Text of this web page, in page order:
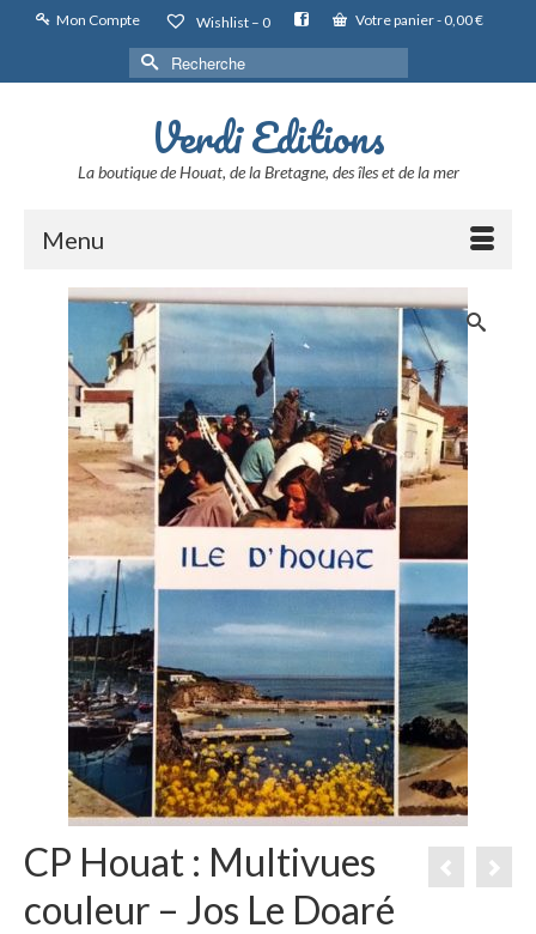
Mon Compte Wishlist – 0 Votre panier- 0,00€
Rechercher :
Verdi Editions
La boutique de Houat, de la Bretagne, des îles et de la mer
Menu
CP Houat : Multivues
couleur – Jos Le Doaré